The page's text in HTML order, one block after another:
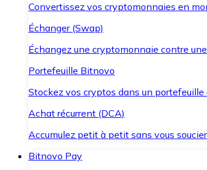
Convertissez vos cryptomonnaies en
Échanger (Swap)
Échangez une cryptomonnaie contre
Portefeuille Bitnovo
Stockez vos cryptos dans un
Achat récurrent (DCA)
Accumulez petit à petit sans vous
Bitnovo Pay